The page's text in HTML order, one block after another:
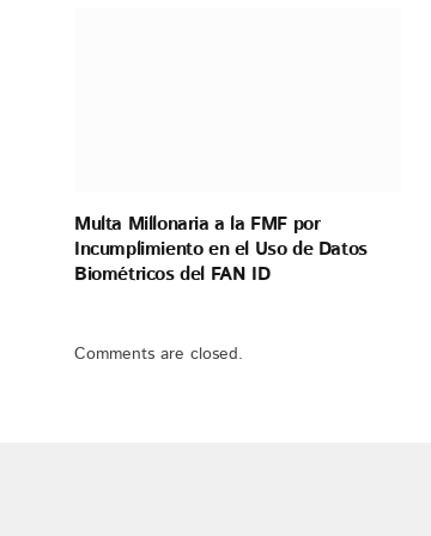
Multa Millonaria a la FMF por
Incumplimiento en el Uso de Datos
Biométricos del FAN ID
Comments are closed.